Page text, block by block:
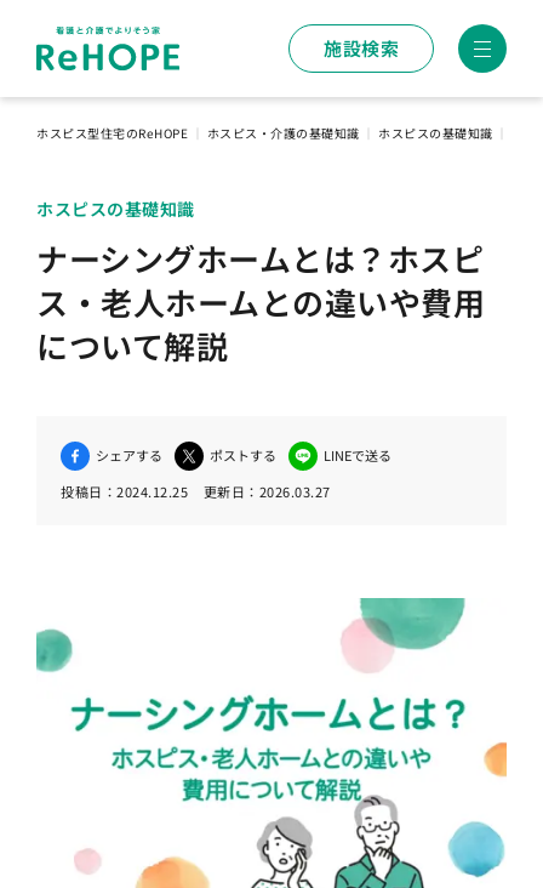
施設検索
ホスピス型住宅のReHOPE ホスピス・介護の基礎知識 ホスピスの基礎知識
ホスピスの基礎知識
ナーシングホームとは？ホスピ
ス・老人ホームとの違いや費用
について解説
シェアする ポストする
LINEで送る
投稿日： 2024.12.25 更新日： 2026.03.27